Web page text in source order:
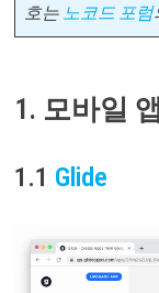
호는 노코드 포럼
1. 모바일
1.1 Glide